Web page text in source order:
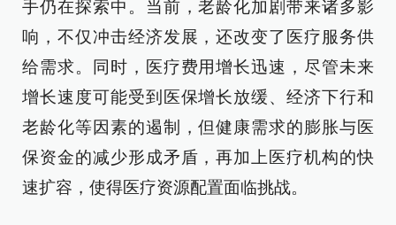
手仍在探索中。当前，老龄化加剧带来诸多影
响，不仅冲击经济发展，还改变了医疗服务供
给需求。同时，医疗费用增长迅速，尽管未来
增长速度可能受到医保增长放缓、经济下行和
老龄化等因素的遏制，但健康需求的膨胀与医
保资金的减少形成矛盾，再加上医疗机构的快
速扩容，使得医疗资源配置面临挑战。